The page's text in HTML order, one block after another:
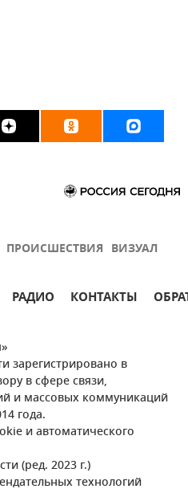
ПРОИСШЕСТВИЯ ВИЗУАЛ
РАДИО КОНТАКТЫ
зарегистрировано в
в сфере связи,
и массовых коммуникаций
года.
и автоматического
(ред. 2023 г.)
технологий